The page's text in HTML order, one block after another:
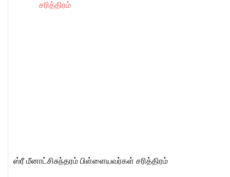
ஸ்ரீ மீனாட்சிசுந்தரம் பிள்ளையவர்கள் சரித்திரம்